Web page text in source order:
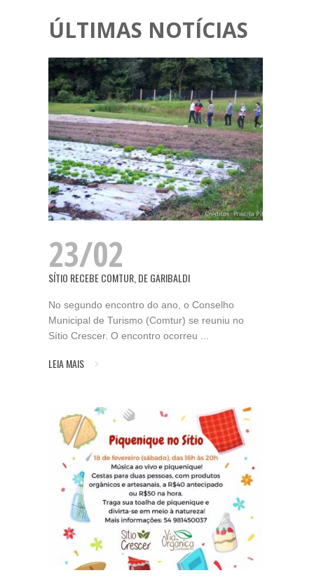
ÚLTIMAS NOTÍCIAS
23/02
SÍTIO RECEBE COMTUR, DE GARIBALDI
No segundo encontro do ano, o Conselho
Municipal de Turismo (Comtur) se reuniu no
Sítio Crescer. O encontro ocorreu ...
LEIA MAIS